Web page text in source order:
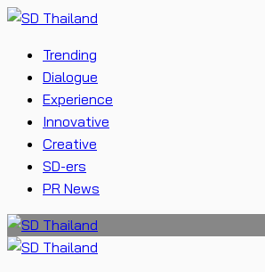
Trending
Dialogue
Experience
Innovative
Creative
SD-ers
PR News